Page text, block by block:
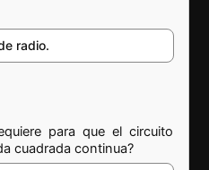
radio.
para que el circuito
cuadrada continua?